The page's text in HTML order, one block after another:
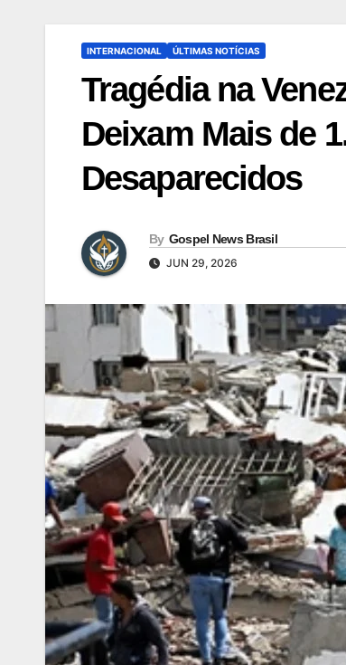
INTERNACIONAL ÚLTIMAS NOTÍCIAS
Tragédia na
Deixam Mais de
Desaparecidos
By Gospel News Brasil
JUN 29, 2026